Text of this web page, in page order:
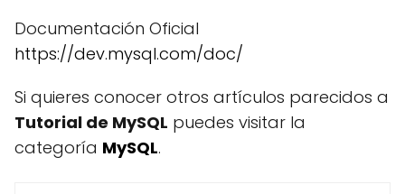
Documentación Oficial
https://dev.mysql.com/doc/
Si quieres conocer otros artículos parecidos a
Tutorial de MySQL puedes visitar la
categoría MySQL.